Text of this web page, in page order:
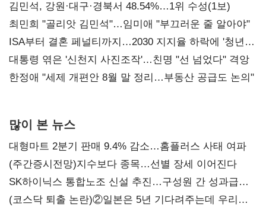
김민석, 강원·대구·경북서 48.54%…1위 수성(1보)
최민희 "골리앗 김민석"…임미애 "부끄러운 줄 알아야"
ISA부터 결혼 페널티까지…2030 지지율 하락에 '청년
챙기기'
대통령 엮은 '신천지 사진조작'…친명 "선 넘었다" 격앙
한정애 "세제 개편안 8월 말 정리…부동산 공급도 논의"
많이 본 뉴스
대형마트 2분기 판매 9.4% 감소…홈플러스 사태 여파
(주간증시전망)지수보다 종목…선별 장세 이어진다
SK하이닉스 통합노조 신설 추진…구성원 간 성과급
불만 확산
(코스닥 퇴출 논란)②일본은 5년 기다려주는데 우리는